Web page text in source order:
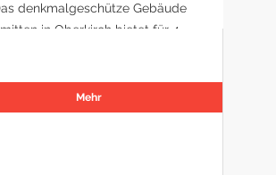
denkmalgeschütze Gebäude
mitten in Oberkirch bietet für 4
Mehr